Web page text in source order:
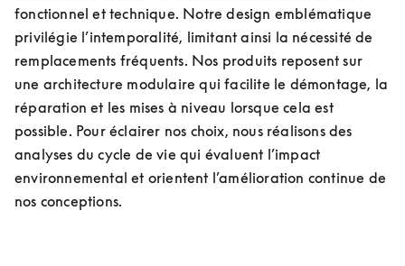
fonctionnel et technique. Notre design emblématique
privilégie l’intemporalité, limitant ainsi la nécessité de
remplacements fréquents. Nos produits reposent sur
une architecture modulaire qui facilite le démontage, la
réparation et les mises à niveau lorsque cela est
possible. Pour éclairer nos choix, nous réalisons des
analyses du cycle de vie qui évaluent l’impact
environnemental et orientent l’amélioration continue de
nos conceptions.